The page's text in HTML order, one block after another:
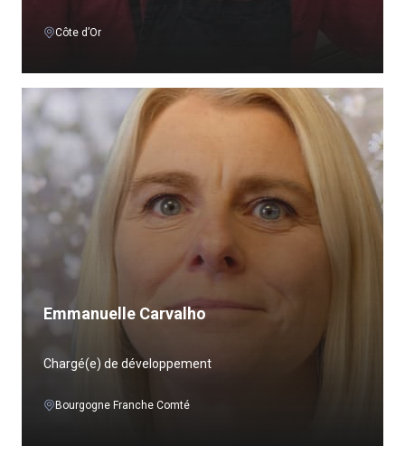
Côte d’Or
Emmanuelle Carvalho
Chargé(e) de développement
Bourgogne Franche Comté